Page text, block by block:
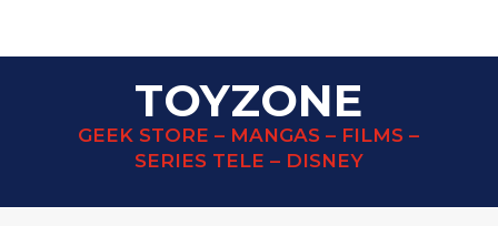
TOYZONE
GEEK STORE – MANGAS – FILMS –
SERIES TELE – DISNEY